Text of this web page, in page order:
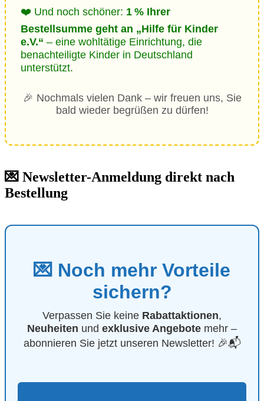
❤️ Und noch schöner: 1 % Ihrer
Bestellsumme geht an „Hilfe für Kinder
e.V.“ – eine wohltätige Einrichtung, die
benachteiligte Kinder in Deutschland
unterstützt.
🎉 Nochmals vielen Dank – wir freuen uns, Sie
bald wieder begrüßen zu dürfen!
💌 Newsletter-Anmeldung direkt nach
Bestellung
💌 Noch mehr Vorteile
sichern?
Verpassen Sie keine Rabattaktionen,
Neuheiten und exklusive Angebote mehr –
abonnieren Sie jetzt unseren Newsletter! 🎉📬